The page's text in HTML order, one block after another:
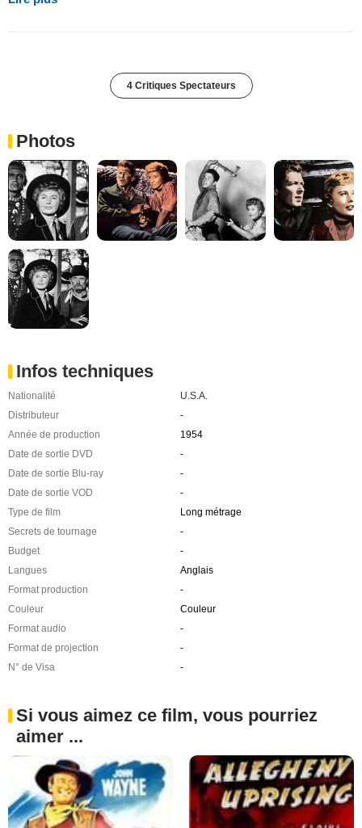
4 Critiques Spectateurs
Photos
Infos techniques
Nationalité
U.S.A.
Distributeur
-
Année de production
1954
Date de sortie DVD
-
Date de sortie Blu-ray
-
Date de sortie VOD
-
Type de film
Long métrage
Secrets de tournage
-
Budget
-
Langues
Anglais
Format production
-
Couleur
Couleur
Format audio
-
Format de projection
-
N° de Visa
-
Si vous aimez ce film, vous pourriez
aimer ...